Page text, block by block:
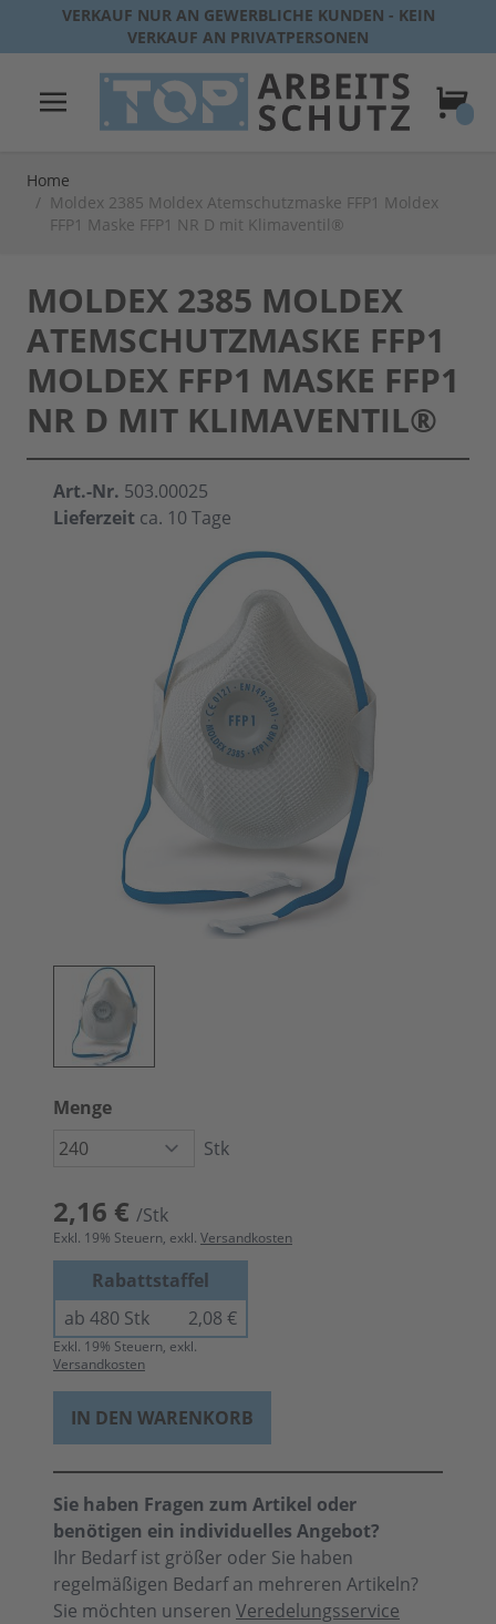
Direkt zum Inhalt
VERKAUF NUR AN GEWERBLICHE KUNDEN - KEIN
VERKAUF AN PRIVATPERSONEN
Home
/ Moldex 2385 Moldex Atemschutzmaske FFP1 Moldex
FFP1 Maske FFP1 NR D mit Klimaventil®
MOLDEX 2385 MOLDEX
ATEMSCHUTZMASKE FFP1
MOLDEX FFP1 MASKE FFP1
NR D MIT KLIMAVENTIL®
Art.-Nr. 503.00025
Lieferzeit ca. 10 Tage
Menge
Stk
2,16 € /Stk
Exkl. 19% Steuern, exkl. Versandkosten
Rabattstaffel
ab 480 Stk
2,08 €
Exkl. 19% Steuern, exkl.
Versandkosten
IN DEN WARENKORB
Sie haben Fragen zum Artikel oder
benötigen ein individuelles Angebot?
Ihr Bedarf ist größer oder Sie haben
regelmäßigen Bedarf an mehreren Artikeln?
Sie möchten unseren Veredelungsservice